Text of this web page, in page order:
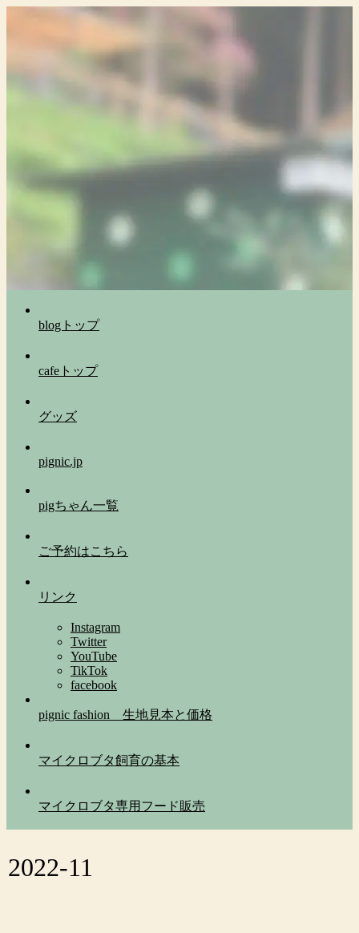
blogトップ
cafeトップ
グッズ
pignic.jp
pigちゃん一覧
ご予約はこちら
リンク
Instagram
Twitter
YouTube
TikTok
facebook
pignic fashion 生地見本と価格
マイクロブタ飼育の基本
マイクロブタ専用フード販売
2022-11